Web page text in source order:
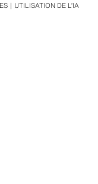
UTILISATION DE L’IA